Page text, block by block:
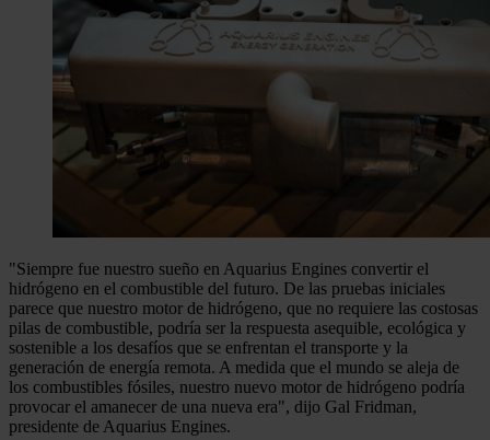
"Siempre fue nuestro sueño en Aquarius Engines convertir el
hidrógeno en el combustible del futuro. De las pruebas iniciales
parece que nuestro motor de hidrógeno, que no requiere las costosas
pilas de combustible, podría ser la respuesta asequible, ecológica y
sostenible a los desafíos que se enfrentan el transporte y la
generación de energía remota. A medida que el mundo se aleja de
los combustibles fósiles, nuestro nuevo motor de hidrógeno podría
provocar el amanecer de una nueva era", dijo Gal Fridman,
presidente de Aquarius Engines.